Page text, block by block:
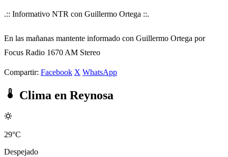
.:: Informativo NTR con Guillermo Ortega ::.
En las mañanas mantente informado con Guillermo Ortega por
Focus Radio 1670 AM Stereo
Compartir: Facebook X WhatsApp
Clima en Reynosa
29°C
Despejado